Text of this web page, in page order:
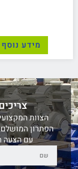
מידע נוסף
הצוות
הפתרון
עם הצעה